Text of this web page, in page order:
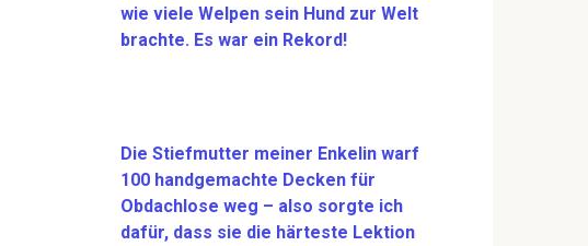
wie viele Welpen sein Hund zur Welt
brachte. Es war ein Rekord!
Die Stiefmutter meiner Enkelin warf
100 handgemachte Decken für
Obdachlose weg – also sorgte ich
dafür, dass sie die härteste Lektion